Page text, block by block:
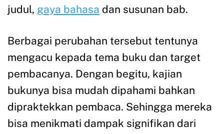
judul, gaya bahasa dan susunan bab.
Berbagai perubahan tersebut tentunya
mengacu kepada tema buku dan target
pembacanya. Dengan begitu, kajian
bukunya bisa mudah dipahami bahkan
dipraktekkan pembaca. Sehingga mereka
bisa menikmati dampak signifikan dari